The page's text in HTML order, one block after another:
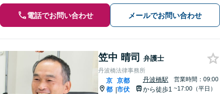
電話でお問い合わせ メールでお問い合わせ
笠中 晴司 弁護士
丹波橋法律事務所
京
都 |
京都
市伏
丹波橋駅
から徒歩1
営業時間：09:00
~17:00（平日）